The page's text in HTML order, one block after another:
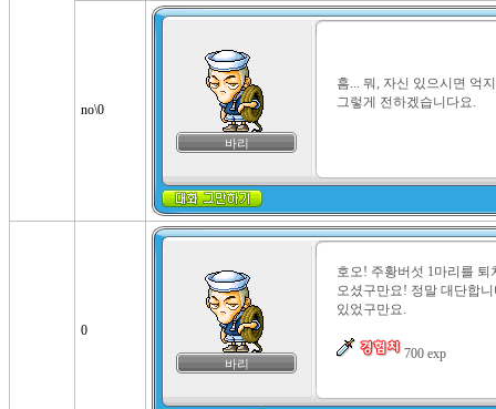
no\0
바리
흠... 뭐, 자신 있으시면 억
그렇게 전하겠습니다요.
0
바리
호오! 주황버섯 1마리를
오셨구만요! 정말 대단합
있었구만요.
700 exp